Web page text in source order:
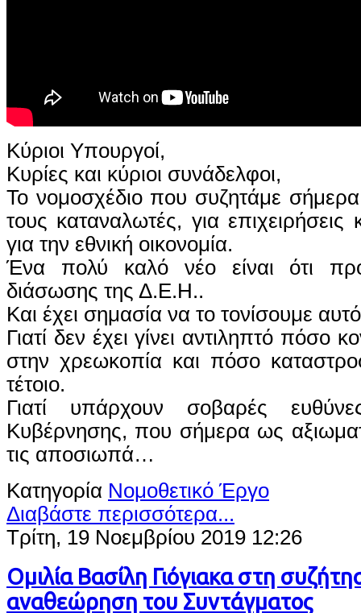
Κύριοι Υπουργοί,
Κυρίες και κύριοι συνάδελφοι,
Το νομοσχέδιο που συζητάμε σήμερα
τους καταναλωτές, για επιχειρήσεις
για την εθνική οικονομία.
Ένα πολύ καλό νέο είναι ότι
διάσωσης της Δ.Ε.Η..
Και έχει σημασία να το τονίσουμε
Γιατί δεν έχει γίνει αντιληπτό πόσο
στην χρεωκοπία και πόσο
τέτοιο.
Γιατί υπάρχουν σοβαρές
Κυβέρνησης, που σήμερα ως
τις αποσιωπά…
Κατηγορία Νομοθετικό Έργο
Διαβάστε περισσότερα...
Τρίτη, 19 Νοεμβρίου 2019 12:26
Ομιλία Βασίλη Γιόγιακα στη
αναθεώρηση του Συντάγματος